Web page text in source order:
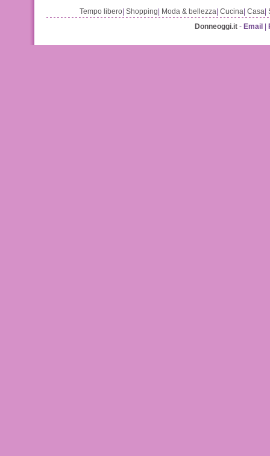
Tempo libero Shopping Moda & bellezza Cucina Casa
Donneoggi.it - Email